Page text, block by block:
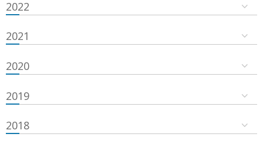
2022
2021
2020
2019
2018